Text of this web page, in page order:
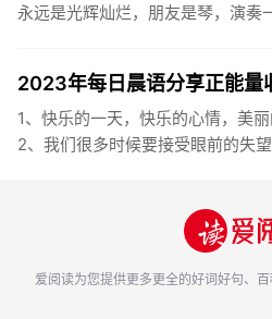
永远是光辉灿烂，朋友是琴，演奏
2023年每日晨语分享正能量
1、快乐的一天，快乐的心情，美
2、我们很多时候要接受眼前的失
爱阅读为您提供更多更全的好词好句、